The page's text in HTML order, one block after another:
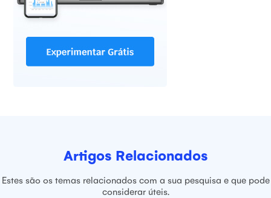
Artigos Relacionados
Estes são os temas relacionados com a sua pesquisa e que pode
considerar úteis.